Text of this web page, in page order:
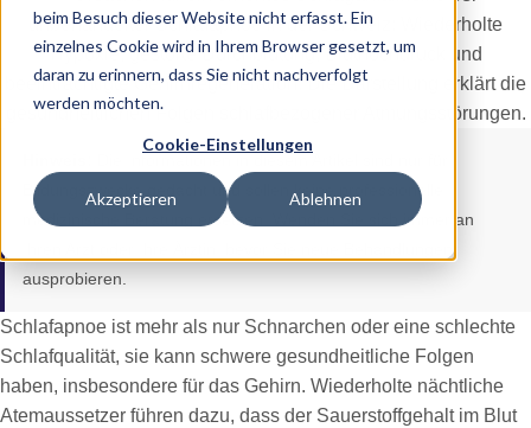
beim Besuch dieser Website nicht erfasst. Ein
einzelnes Cookie wird in Ihrem Browser gesetzt, um
daran zu erinnern, dass Sie nicht nachverfolgt
werden möchten.
Cookie-Einstellungen
Akzeptieren Ablehnen
Bildungszwecke gedacht und sollen keine professionelle
medizinische Beratung ersetzen. Wenden Sie sich immer an
ausprobieren.
Schlafapnoe ist mehr als nur Schnarchen oder eine schlechte
Schlafqualität, sie kann schwere gesundheitliche Folgen
haben, insbesondere für das Gehirn. Wiederholte nächtliche
Atemaussetzer führen dazu, dass der Sauerstoffgehalt im Blut